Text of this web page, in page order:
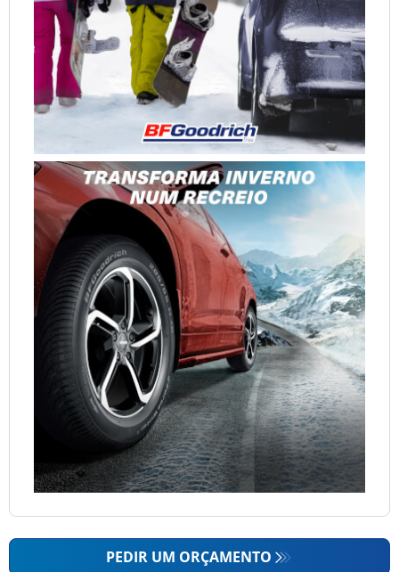
PEDIR UM ORÇAMENTO